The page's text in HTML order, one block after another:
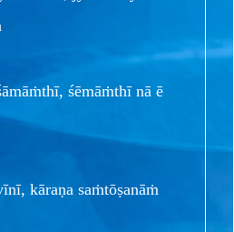
śēmāṁthī nā ē
kāraṇa saṁtōṣanāṁ